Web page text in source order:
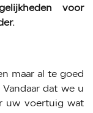
voor
maar al te goed
dat we u
uw voertuig wat